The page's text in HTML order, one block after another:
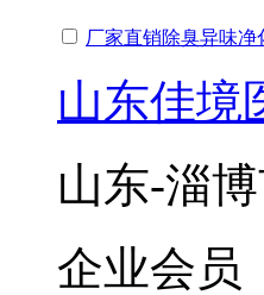
厂家直销除臭异味
山东佳境
山东-淄
企业会员